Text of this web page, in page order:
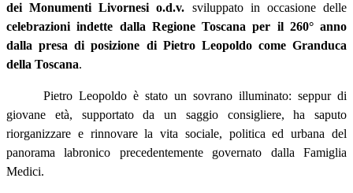
dei Monumenti Livornesi o.d.v. sviluppato in occasione delle
celebrazioni indette dalla Regione Toscana per il 260° anno
dalla presa di posizione di Pietro Leopoldo come Granduca
della Toscana.
Pietro Leopoldo è stato un sovrano illuminato: seppur di
giovane età, supportato da un saggio consigliere, ha saputo
riorganizzare e rinnovare la vita sociale, politica ed urbana del
panorama labronico precedentemente governato dalla Famiglia
Medici.